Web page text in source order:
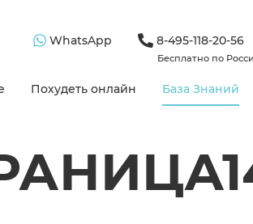
WhatsApp 8-495-118-20-56
Бесплатно по
Похудеть онлайн База Знаний